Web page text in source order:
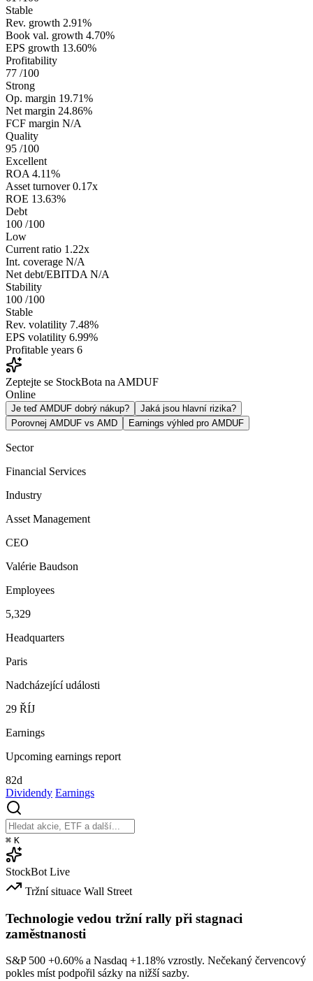
Stable
Rev. growth 2.91%
Book val. growth 4.70%
EPS growth 13.60%
Profitability
77 /100
Strong
Op. margin 19.71%
Net margin 24.86%
FCF margin N/A
Quality
95 /100
Excellent
ROA 4.11%
Asset turnover 0.17x
ROE 13.63%
Debt
100 /100
Low
Current ratio 1.22x
Int. coverage N/A
Net debt/EBITDA N/A
Stability
100 /100
Stable
Rev. volatility 7.48%
EPS volatility 6.99%
Profitable years 6
Zeptejte se StockBota na AMDUF
Online
Je teď AMDUF dobrý nákup?
Jaká jsou hlavní rizika?
Porovnej AMDUF vs AMD
Earnings výhled pro AMDUF
Sector
Financial Services
Industry
Asset Management
CEO
Valérie Baudson
Employees
5,329
Headquarters
Paris
Nadcházející události
29 ŘÍJ
Earnings
Upcoming earnings report
82d
Dividendy Earnings
⌘ K
StockBot Live
Tržní situace Wall Street
Technologie vedou tržní rally při stagnaci
zaměstnanosti
S&P 500 +0.60% a Nasdaq +1.18% vzrostly. Nečekaný červencový
pokles míst podpořil sázky na nižší sazby.